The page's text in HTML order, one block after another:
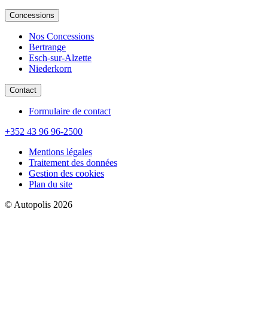
Concessions
Nos Concessions
Bertrange
Esch-sur-Alzette
Niederkorn
Contact
Formulaire de contact
+352 43 96 96-2500
Mentions légales
Traitement des données
Gestion des cookies
Plan du site
© Autopolis 2026